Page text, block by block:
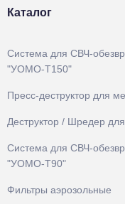
Каталог
Система для
"УОМО-Т150"
Пресс-деструктор для
Деструктор / Шредер
Система для
"УОМО-Т90"
Фильтры аэрозольные